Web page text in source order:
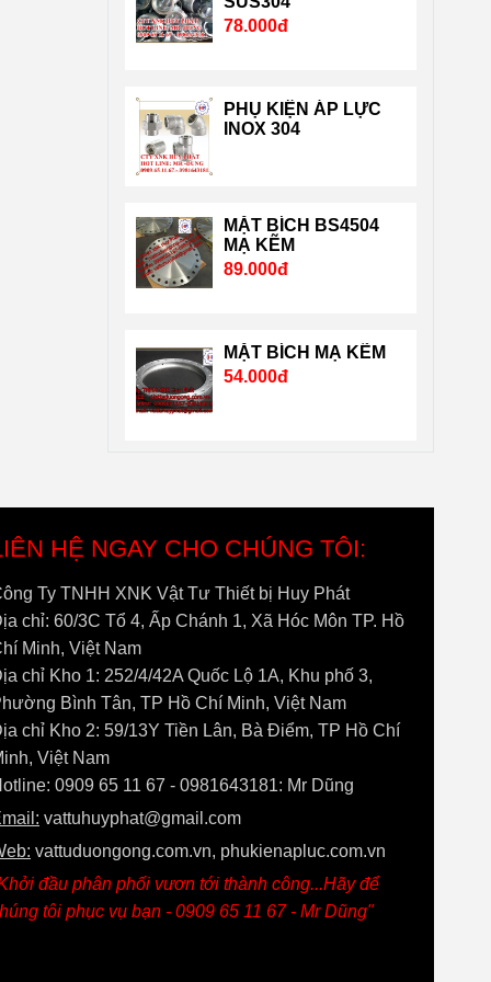
nghiêm ngặt của chuẩn
0909651167 Email:
Vattuhuyphat@gmail.com.
78.000đ
PHỤ KIỆN ÁP LỰC
INOX 304
MẶT BÍCH BS4504
MẠ KẼM
89.000đ
MẶT BÍCH MẠ KẼM
54.000đ
HỆ NGAY CHO CHÚNG TÔI:
Ty TNHH XNK Vật Tư Thiết bị Huy Phát
chỉ: 60/3C Tổ 4, Ấp Chánh 1, Xã Hóc Môn TP. Hồ
Minh, Việt Nam
chỉ Kho 1: 252/4/42A Quốc Lộ 1A, Khu phố 3,
Bình Tân, TP Hồ Chí Minh, Việt Nam
chỉ Kho 2: 59/13Y Tiền Lân, Bà Điểm, TP Hồ Chí
Việt Nam
0909 65 11 67 - 0981643181: Mr Dũng
vattuhuyphat@gmail.com
vattuduongong.com.vn, phukienapluc.com.vn
đầu phân phối vươn tới thành công...Hãy để
tôi phục vụ bạn - 0909 65 11 67 - Mr Dũng"